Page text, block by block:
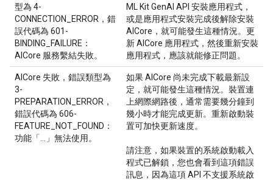
型為 4-
CONNECTION_ERROR，錯
誤代碼為 601-
BINDING_FAILURE：
AICore 服務繫結失敗。
ML Kit GenAI API 安裝應用程式，
或是應用程式安裝完成後解除安裝
AICore，就可能發生這種情況。更
新 AICore 應用程式，然後重新安裝
應用程式，應該就能修正問題。
AICore 失敗，錯誤類型為
3-
PREPARATION_ERROR，
錯誤代碼為 606-
FEATURE_NOT_FOUND：
功能「...」無法使用。
如果 AICore 尚未完成下載最新設
定，就可能發生這種情況。裝置連
上網際網路後，通常需要幾分鐘到
幾小時才能完成更新。重新啟動裝
置可加快更新速度。
請注意，如果裝置的系統啟動載入
程式已解鎖，您也會看到這項錯誤
訊息，因為這項 API 不支援系統啟